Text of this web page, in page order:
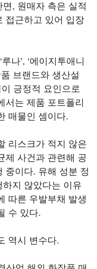
, 원매자 측은 실적
접근하고 있어 입장
나’, ‘에이지투애니
브랜드와 생산설
긍정적 요인으로
서는 제품 포트폴리
매물인 셈이다.
리스크가 적지 않은
제 사건과 관련해 공
중이다. 유해 성분 정
지 않았다는 이유
따른 우발부채 발생
수 있다.
역시 변수다.